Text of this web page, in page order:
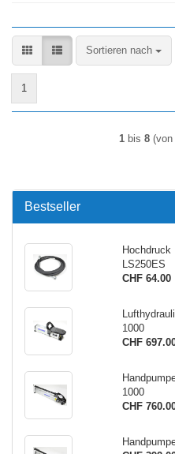
Sortieren nach
Sortieren nach
1
1bis 8(von
Bestseller
LS250ES
CHF 64.00
1000
CHF
1000
CHF